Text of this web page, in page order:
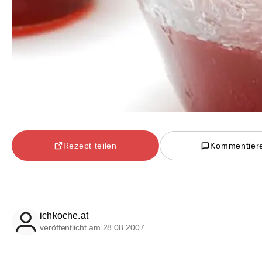
Rezept teilen
ichkoche.at
veröffentlicht am 28.08.2007